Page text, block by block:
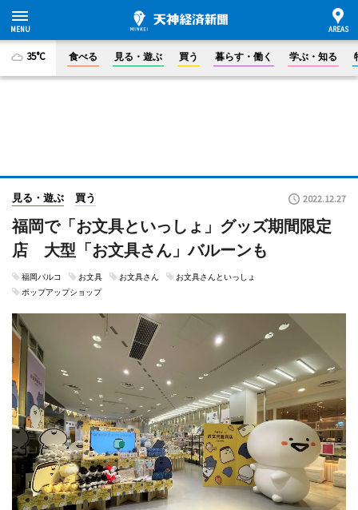
35°C 食べる 見る・遊ぶ 買う 暮らす・働く 学ぶ・知る
見る・遊ぶ 買う 2022.12.27
福岡で「お文具といっしょ」グッズ期間限定
店 大型「お文具さん」バルーンも
福岡パルコ お文具 お文具さん
お文具さんといっしょ
ポップアップショップ